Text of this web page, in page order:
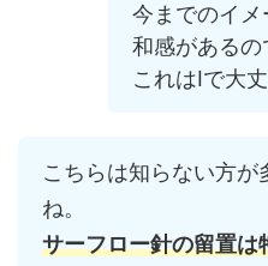
今までのイ
和感があるの
これはⅠで大
こちらは知らない方が
ね。
サーフロー針の留置は